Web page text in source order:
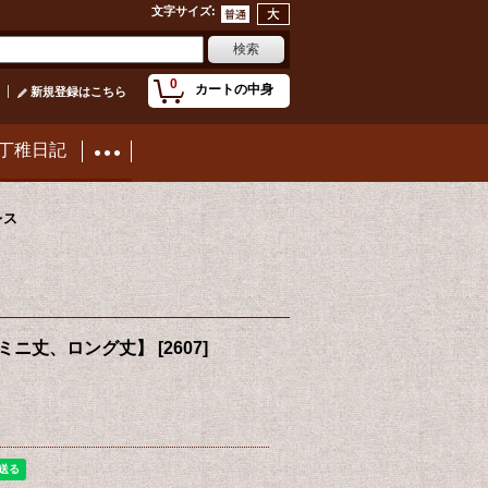
文字サイズ:
0 カートの中身
新規登録はこちら
稚日記
ニ丈、ロング丈】 [2607]